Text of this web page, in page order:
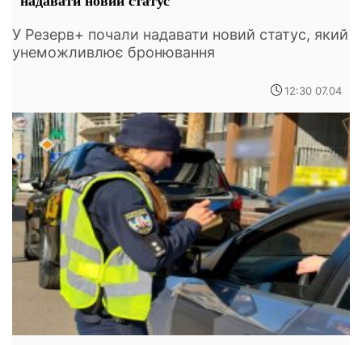
У Резерв+ почали надавати новий статус, який
унеможливлює бронювання
12:30 07.04